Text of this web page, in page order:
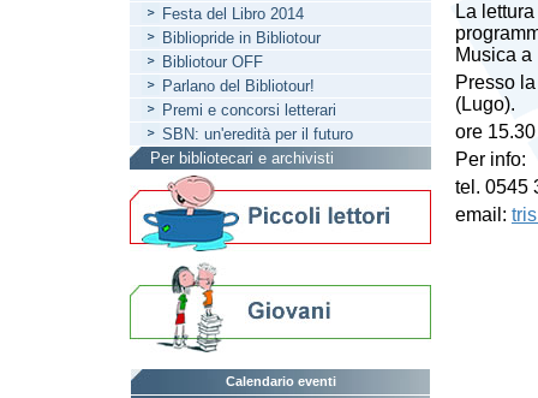
La
Musica a
Presso
(Lugo).
ore 15.30
Per info:
tel. 0545
email:
Festa del Libro 2014
Bibliopride in Bibliotour
Bibliotour OFF
Parlano del Bibliotour!
Premi e concorsi letterari
SBN: un'eredità per il futuro
Per bibliotecari e archivisti
Calendario eventi